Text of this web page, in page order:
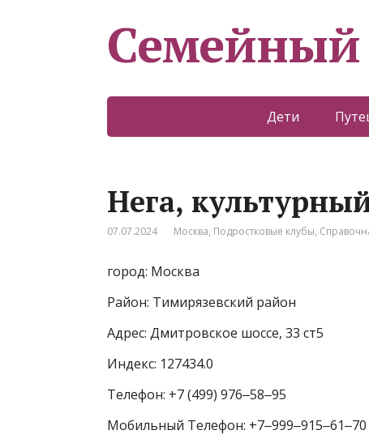
Семейный
Дети
Нега,
07.07.2024 Москва, Подростковые клубы,
город: Москва
Район: Тимирязевский район
Адрес: Дмитровское шоссе, 33 ст5
Индекс: 127434.0
Телефон: +7 (499) 976‒58‒95
Мобильный Телефон: +7‒999‒915‒61‒70